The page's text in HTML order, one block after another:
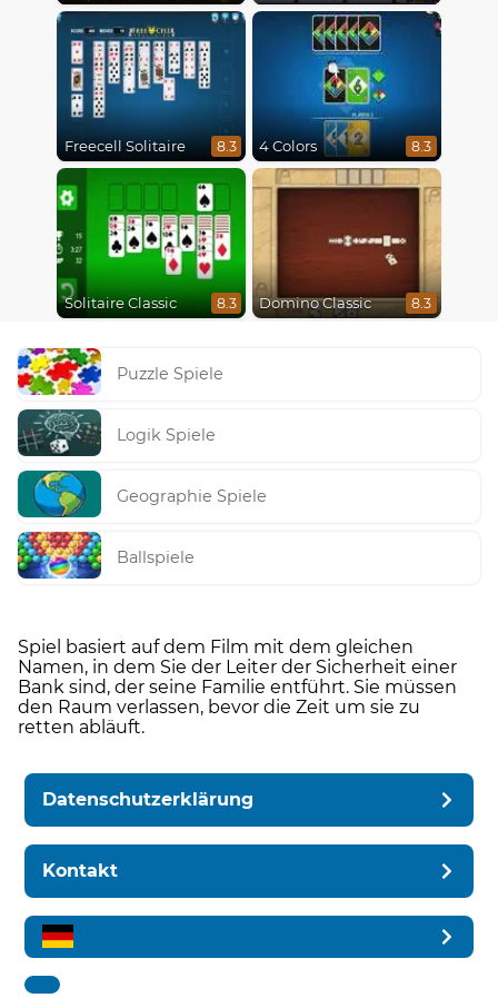
Freecell Solitaire 8.3 4 Colors 8.3
Solitaire Classic 8.3 Domino Classic 8.3
Puzzle Spiele
Logik Spiele
Geographie Spiele
Ballspiele
Spiel basiert auf dem Film mit dem gleichen
Namen, in dem Sie der Leiter der Sicherheit einer
Bank sind, der seine Familie entführt. Sie müssen
den Raum verlassen, bevor die Zeit um sie zu
retten abläuft.
Datenschutzerklärung
Kontakt